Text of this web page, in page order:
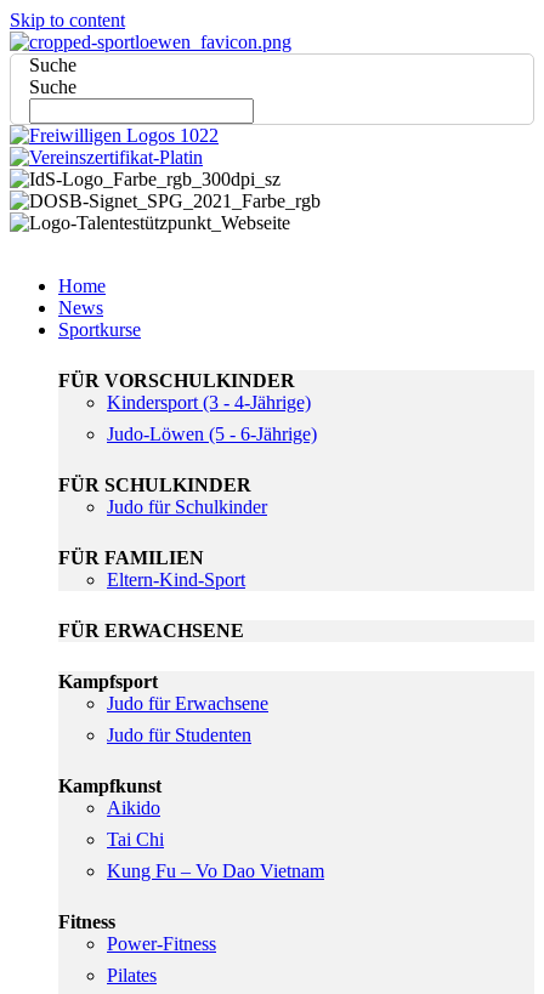
Skip to content
Suche
Suche
Home
News
Sportkurse
FÜR VORSCHULKINDER
Kindersport (3 - 4-Jährige)
Judo-Löwen (5 - 6-Jährige)
FÜR SCHULKINDER
Judo für Schulkinder
FÜR FAMILIEN
Eltern-Kind-Sport
FÜR ERWACHSENE
Kampfsport
Judo für Erwachsene
Judo für Studenten
Kampfkunst
Aikido
Tai Chi
Kung Fu – Vo Dao Vietnam
Fitness
Power-Fitness
Pilates